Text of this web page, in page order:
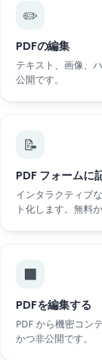
✏️
PDFの編集
テキスト、画像、
公開です。
📝
PDF フォームに
インタラクティブ
ト化します。無料
⬛
PDFを編集する
PDF から機密コン
かつ非公開です。